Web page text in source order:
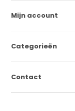
Mijn account
Categorieën
Contact